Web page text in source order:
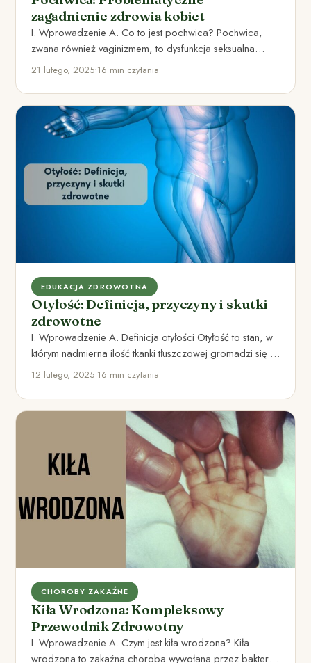
zagadnienie zdrowia kobiet
I. Wprowadzenie A. Co to jest pochwica? Pochwica,
zwana również vaginizmem, to dysfunkcja seksualna
polegająca na niekontrolowanym skurczu…
21 lutego, 2025•16 min czytania
EDUKACJA ZDROWOTNA
Otyłość: Definicja, przyczyny i skutki
zdrowotne
I. Wprowadzenie A. Definicja otyłości Otyłość to stan, w
którym nadmierna ilość tkanki tłuszczowej gromadzi się w
organizmie.…
12 lutego, 2025•16 min czytania
CHOROBY ZAKAŹNE
Kiła Wrodzona: Kompleksowy
Przewodnik Zdrowotny
I. Wprowadzenie A. Czym jest kiła wrodzona? Kiła
wrodzona to zakaźna choroba wywołana przez bakterię